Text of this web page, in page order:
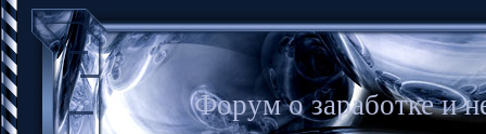
Форум о заработке